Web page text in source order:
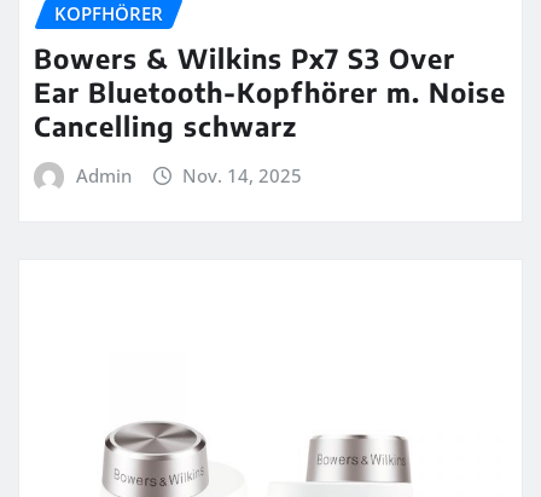
KOPFHÖRER
Bowers & Wilkins Px7 S3 Over
Ear Bluetooth-Kopfhörer m. Noise
Cancelling schwarz
Admin Nov. 14, 2025